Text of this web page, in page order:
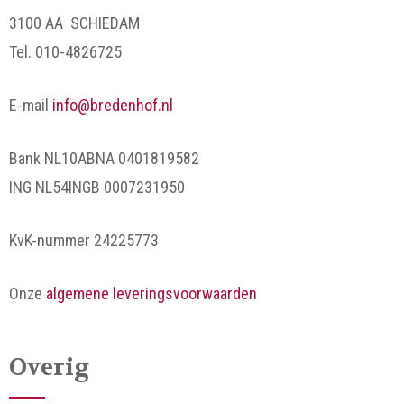
3100 AA SCHIEDAM
Tel. 010-4826725
E-mail info@bredenhof.nl
Bank NL10ABNA 0401819582
ING NL54INGB 0007231950
KvK-nummer 24225773
Onze algemene leveringsvoorwaarden
Overig